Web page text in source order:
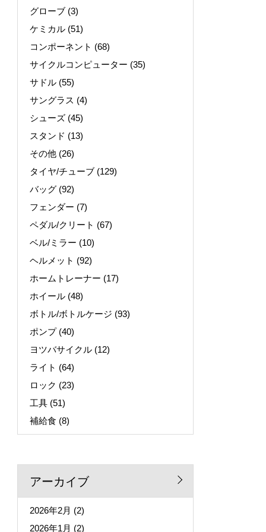
グローブ (3)
ケミカル (51)
コンポーネント (68)
サイクルコンピューター (35)
サドル (55)
サングラス (4)
シューズ (45)
スタンド (13)
その他 (26)
タイヤ/チューブ (129)
バッグ (92)
フェンダー (7)
ペダル/クリート (67)
ベル/ミラー (10)
ヘルメット (92)
ホームトレーナー (17)
ホイール (48)
ボトル/ボトルケージ (93)
ポンプ(40)
ヨツバサイクル (12)
ライト (64)
ロック (23)
工具 (51)
補給食 (8)
アーカイブ
2026年2月 (2)
2026年1月 (2)